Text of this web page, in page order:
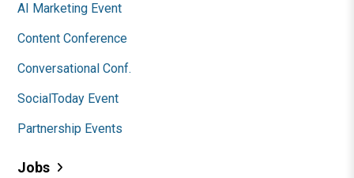
AI Marketing Event
Content Conference
Conversational Conf.
SocialToday Event
Partnership Events
Jobs